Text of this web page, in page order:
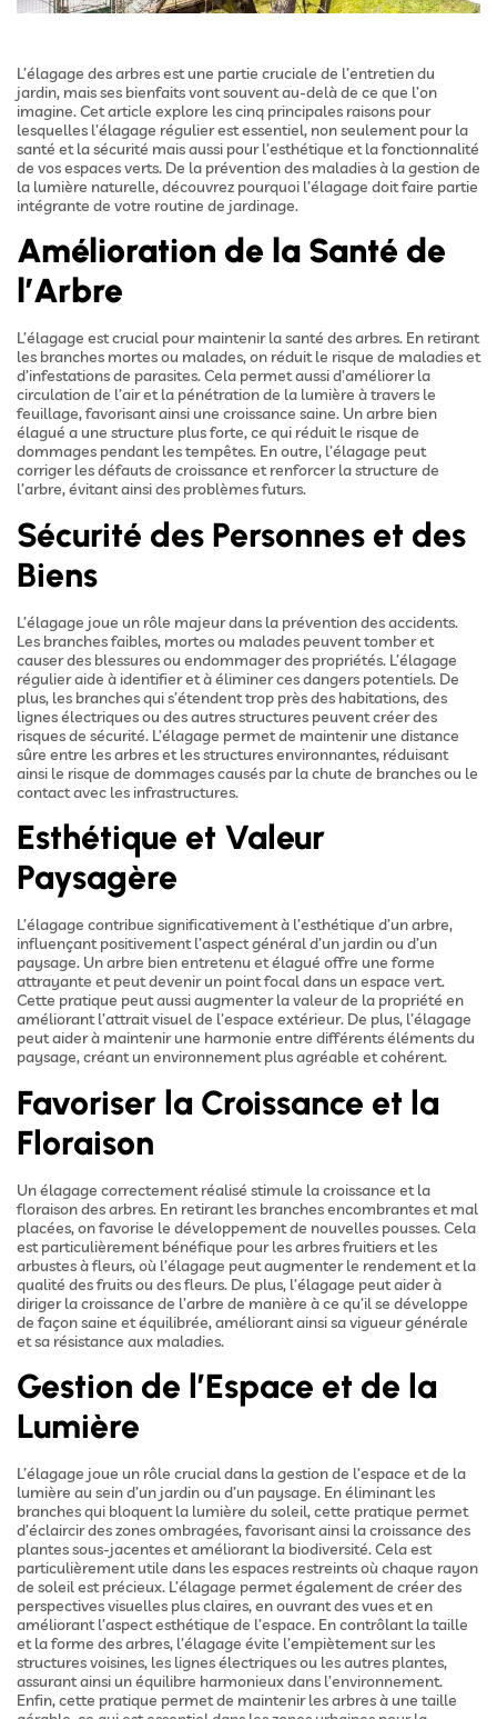
L’élagage des arbres est une partie cruciale de l’entretien du
jardin, mais ses bienfaits vont souvent au-delà de ce que l’on
imagine. Cet article explore les cinq principales raisons pour
lesquelles l’élagage régulier est essentiel, non seulement pour la
santé et la sécurité mais aussi pour l’esthétique et la fonctionnalité
de vos espaces verts. De la prévention des maladies à la gestion de
la lumière naturelle, découvrez pourquoi l’élagage doit faire partie
intégrante de votre routine de jardinage.
Amélioration de la Santé de
l’Arbre
L’élagage est crucial pour maintenir la santé des arbres. En retirant
les branches mortes ou malades, on réduit le risque de maladies et
d’infestations de parasites. Cela permet aussi d’améliorer la
circulation de l’air et la pénétration de la lumière à travers le
feuillage, favorisant ainsi une croissance saine. Un arbre bien
élagué a une structure plus forte, ce qui réduit le risque de
dommages pendant les tempêtes. En outre, l’élagage peut
corriger les défauts de croissance et renforcer la structure de
l’arbre, évitant ainsi des problèmes futurs.
Sécurité des Personnes et des
Biens
L’élagage joue un rôle majeur dans la prévention des accidents.
Les branches faibles, mortes ou malades peuvent tomber et
causer des blessures ou endommager des propriétés. L’élagage
régulier aide à identifier et à éliminer ces dangers potentiels. De
plus, les branches qui s’étendent trop près des habitations, des
lignes électriques ou des autres structures peuvent créer des
risques de sécurité. L’élagage permet de maintenir une distance
sûre entre les arbres et les structures environnantes, réduisant
ainsi le risque de dommages causés par la chute de branches ou le
contact avec les infrastructures.
Esthétique et Valeur
Paysagère
L’élagage contribue significativement à l’esthétique d’un arbre,
influençant positivement l’aspect général d’un jardin ou d’un
paysage. Un arbre bien entretenu et élagué offre une forme
attrayante et peut devenir un point focal dans un espace vert.
Cette pratique peut aussi augmenter la valeur de la propriété en
améliorant l’attrait visuel de l’espace extérieur. De plus, l’élagage
peut aider à maintenir une harmonie entre différents éléments du
paysage, créant un environnement plus agréable et cohérent.
Favoriser la Croissance et la
Floraison
Un élagage correctement réalisé stimule la croissance et la
floraison des arbres. En retirant les branches encombrantes et mal
placées, on favorise le développement de nouvelles pousses. Cela
est particulièrement bénéfique pour les arbres fruitiers et les
arbustes à fleurs, où l’élagage peut augmenter le rendement et la
qualité des fruits ou des fleurs. De plus, l’élagage peut aider à
diriger la croissance de l’arbre de manière à ce qu’il se développe
de façon saine et équilibrée, améliorant ainsi sa vigueur générale
et sa résistance aux maladies.
Gestion de l’Espace et de la
Lumière
L’élagage joue un rôle crucial dans la gestion de l’espace et de la
lumière au sein d’un jardin ou d’un paysage. En éliminant les
branches qui bloquent la lumière du soleil, cette pratique permet
d’éclaircir des zones ombragées, favorisant ainsi la croissance des
plantes sous-jacentes et améliorant la biodiversité. Cela est
particulièrement utile dans les espaces restreints où chaque rayon
de soleil est précieux. L’élagage permet également de créer des
perspectives visuelles plus claires, en ouvrant des vues et en
améliorant l’aspect esthétique de l’espace. En contrôlant la taille
et la forme des arbres, l’élagage évite l’empiètement sur les
structures voisines, les lignes électriques ou les autres plantes,
assurant ainsi un équilibre harmonieux dans l’environnement.
Enfin, cette pratique permet de maintenir les arbres à une taille